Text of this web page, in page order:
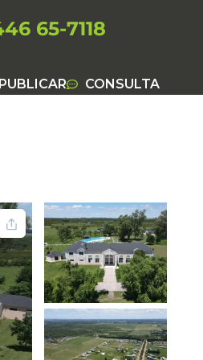
65-7118
PUBLICAR CONSULTA